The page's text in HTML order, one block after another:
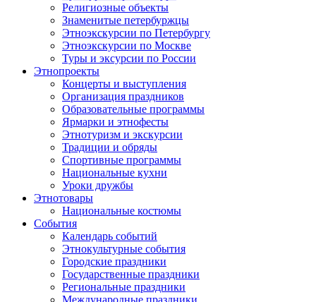
Религиозные объекты
Знаменитые петербуржцы
Этноэкскурсии по Петербургу
Этноэкскурсии по Москве
Туры и эксурсии по России
Этнопроекты
Концерты и выступления
Организация праздников
Образовательные программы
Ярмарки и этнофесты
Этнотуризм и экскурсии
Традиции и обряды
Спортивные программы
Национальные кухни
Уроки дружбы
Этнотовары
Национальные костюмы
События
Календарь событий
Этнокультурные события
Городские праздники
Государственные праздники
Региональные праздники
Международные праздники